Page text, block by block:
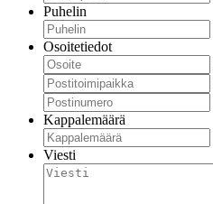
Puhelin
Osoitetiedot
Kappalemäärä
Viesti